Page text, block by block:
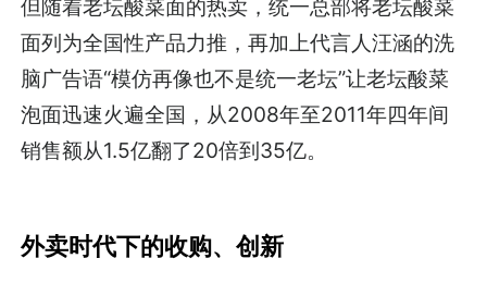
但随着老坛酸菜面的热卖，统一总部将老坛酸菜
面列为全国性产品力推，再加上代言人汪涵的洗
脑广告语“模仿再像也不是统一老坛”让老坛酸菜
泡面迅速火遍全国，从2008年至2011年四年间
销售额从1.5亿翻了20倍到35亿。
外卖时代下的收购、创新